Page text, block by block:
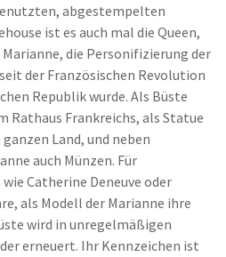
abgestempelten
ist es auch mal die Queen,
die Personifizierung der
der Französischen Revolution
Republik wurde. Als Büste
Rathaus Frankreichs, als Statue
Land, und neben
auch Münzen. Für
Catherine Deneuve oder
als Modell der Marianne ihre
wird in unregelmäßigen
erneuert. Ihr Kennzeichen ist